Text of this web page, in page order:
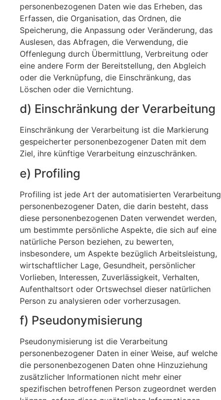
personenbezogenen Daten wie das Erheben, das
Erfassen, die Organisation, das Ordnen, die
Speicherung, die Anpassung oder Veränderung, das
Auslesen, das Abfragen, die Verwendung, die
Offenlegung durch Übermittlung, Verbreitung oder
eine andere Form der Bereitstellung, den Abgleich
oder die Verknüpfung, die Einschränkung, das
Löschen oder die Vernichtung.
d) Einschränkung der Verarbeitung
Einschränkung der Verarbeitung ist die Markierung
gespeicherter personenbezogener Daten mit dem
Ziel, ihre künftige Verarbeitung einzuschränken.
e) Profiling
Profiling ist jede Art der automatisierten Verarbeitung
personenbezogener Daten, die darin besteht, dass
diese personenbezogenen Daten verwendet werden,
um bestimmte persönliche Aspekte, die sich auf eine
natürliche Person beziehen, zu bewerten,
insbesondere, um Aspekte bezüglich Arbeitsleistung,
wirtschaftlicher Lage, Gesundheit, persönlicher
Vorlieben, Interessen, Zuverlässigkeit, Verhalten,
Aufenthaltsort oder Ortswechsel dieser natürlichen
Person zu analysieren oder vorherzusagen.
f) Pseudonymisierung
Pseudonymisierung ist die Verarbeitung
personenbezogener Daten in einer Weise, auf welche
die personenbezogenen Daten ohne Hinzuziehung
zusätzlicher Informationen nicht mehr einer
spezifischen betroffenen Person zugeordnet werden